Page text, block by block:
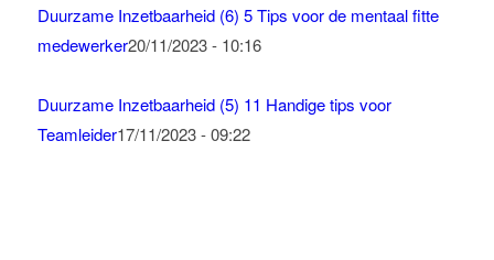
Duurzame Inzetbaarheid (6) 5 Tips voor de mentaal fitte
medewerker20/11/2023 - 10:16
Duurzame Inzetbaarheid (5) 11 Handige tips voor
Teamleider17/11/2023 - 09:22